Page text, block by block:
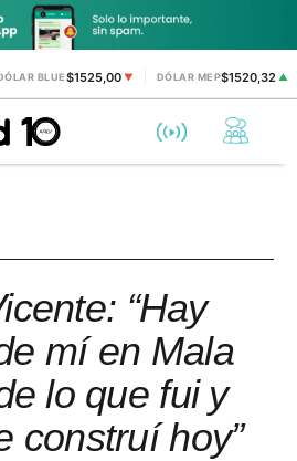
BLUE$1525,00 ▼ DÓLAR MEP$1520,32 ▲
“Hay
mí en Mala
lo que fui y
construí hoy”